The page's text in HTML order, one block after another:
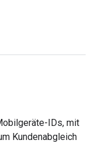
IDs, mit
Kundenabgleich